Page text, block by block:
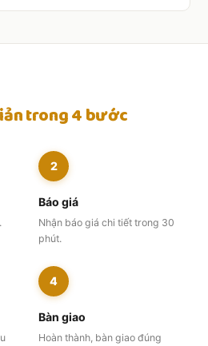
trong 4 bước
2
Báo giá
Nhận báo giá chi tiết trong 30
phút.
4
Bàn giao
Hoàn thành, bàn giao đúng